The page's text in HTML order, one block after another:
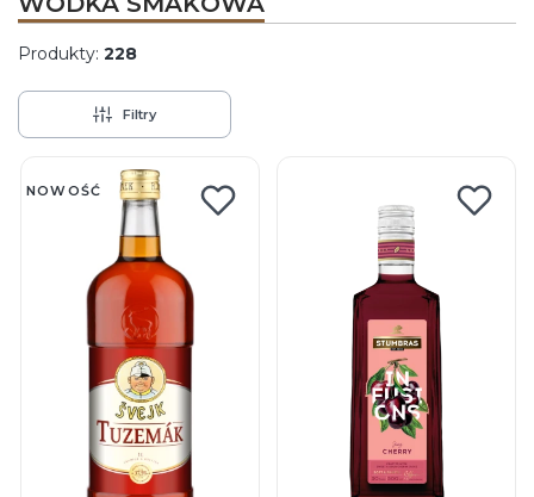
Produkty: 228
Filtry
Lista produktów
NOWOŚĆ